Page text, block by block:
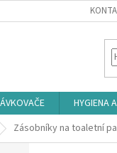
HYGIENA
Zásobníky na toaletní